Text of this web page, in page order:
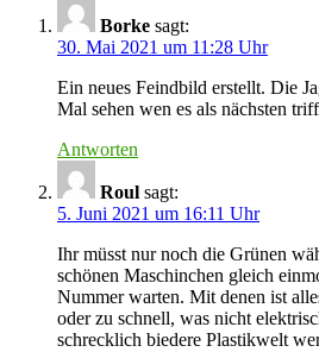
Borke sagt:
30. Mai 2021 um 11:28 Uhr
Ein neues Feindbild erstellt. Die
Mal sehen wen es als nächsten
Antworten
Roul sagt:
5. Juni 2021 um 16:11 Uhr
Ihr müsst nur noch die Grünen
schönen Maschinchen gleich
Nummer warten. Mit denen ist
oder zu schnell, was nicht
schrecklich biedere Plastikwelt